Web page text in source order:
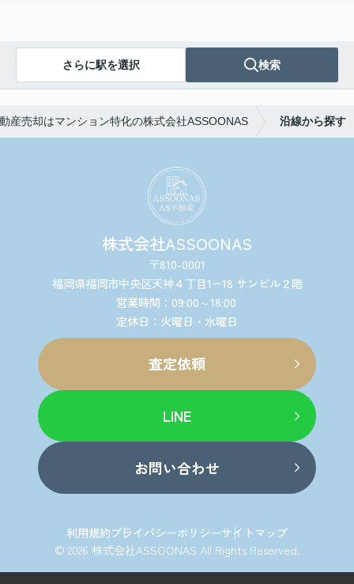
さらに駅を選択 検索
産売却はマンション特化の株式会社ASSOONAS 沿線から探す
株式会社ASSOONAS
〒810-0001
福岡県福岡市中央区天神４丁目1−18 サンビル２階
営業時間：09:00～18:00
定休日：火曜日・水曜日
査定依頼
LINE
お問い合わせ
利用規約プライバシーポリシーサイトマップ
© 2026 株式会社ASSOONAS All Rights Reserved.